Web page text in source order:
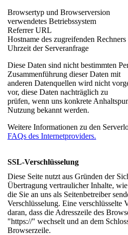
Browsertyp und Browserversion
verwendetes Betriebssystem
Referrer URL
Hostname des zugreifenden Rechners
Uhrzeit der Serveranfrage
Diese Daten sind nicht bestimmten
Zusammenführung dieser Daten mit
anderen Datenquellen wird nicht
vor, diese Daten nachträglich zu
prüfen, wenn uns konkrete
Nutzung bekannt werden.
Weitere Informationen zu den
FAQs des Internetproviders.
SSL-Verschlüsselung
Diese Seite nutzt aus Gründen der
Übertragung vertraulicher Inhalte,
die Sie an uns als Seitenbetreiber
Verschlüsselung. Eine verschlüsselte
daran, dass die Adresszeile des
"https://" wechselt und an dem
Browserzeile.